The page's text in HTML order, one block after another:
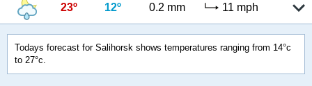
23º 12º 0.2 mm 11 mph
Todays forecast for Salihorsk shows temperatures ranging from 14°c
to 27°c.